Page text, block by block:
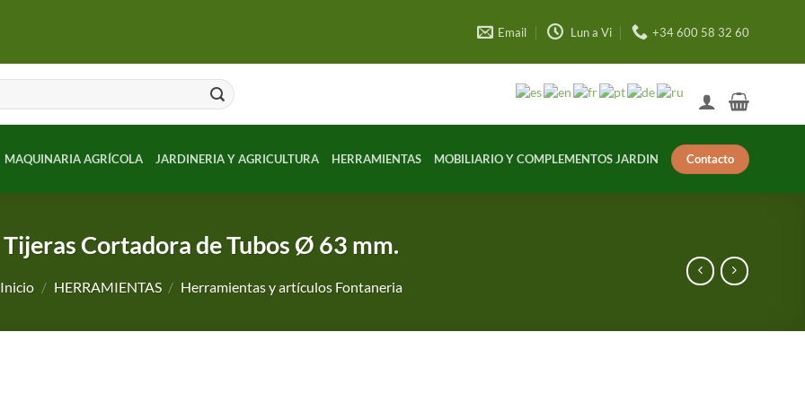
Email Lun a Vi +34 600 58 32 60
MAQUINARIA AGRÍCOLA JARDINERIA Y AGRICULTURA HERRAMIENTAS MOBILIARIO Y COMPLEMENTOS JARDIN Contacto
Tijeras Cortadora de Tubos Ø 63 mm.
Inicio / HERRAMIENTAS / Herramientas y artículos Fontaneria